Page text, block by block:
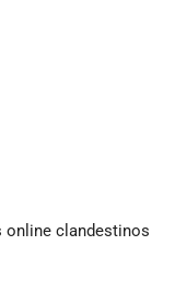
online clandestinos